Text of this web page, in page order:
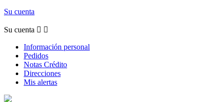
Su cuenta
Su cuenta  
Información personal
Pedidos
Notas Crédito
Direcciones
Mis alertas